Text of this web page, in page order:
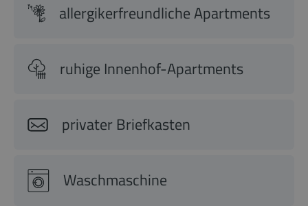
allergikerfreundliche Apartments
ruhige Innenhof-Apartments
privater Briefkasten
Waschmaschine